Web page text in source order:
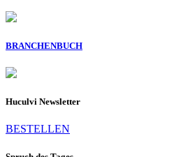
BRANCHENBUCH
Huculvi Newsletter
BESTELLEN